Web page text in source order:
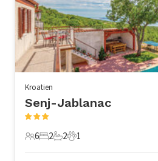
Kroatien
Senj-Jablanac
6 Gäste
6
2 Schlafzimmer
2
2 Badezimmer
2
1 Haustier
1